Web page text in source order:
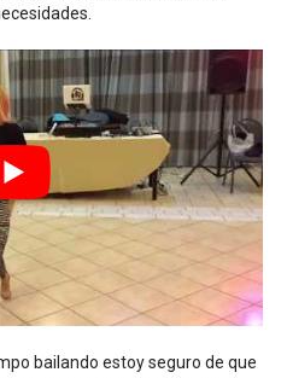
bailando estoy seguro de que